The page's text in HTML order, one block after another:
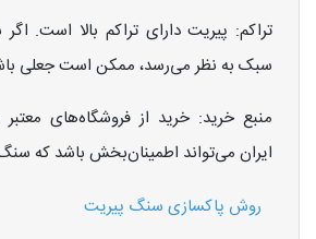
تراکم: پیریت دارای تراکم بالا است.
سبک به نظر می‌رسد، ممکن است جعلی
منبع خرید: خرید از فروشگاه‌های
ایران می‌تواند اطمینان‌بخش باشد که
روش پاکسازی سنگ پیریت